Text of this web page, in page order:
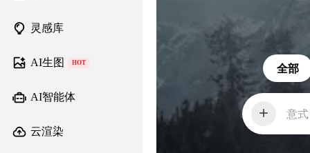
灵感库
AI生图 HOT
AI智能体
云渲染
全部
意式